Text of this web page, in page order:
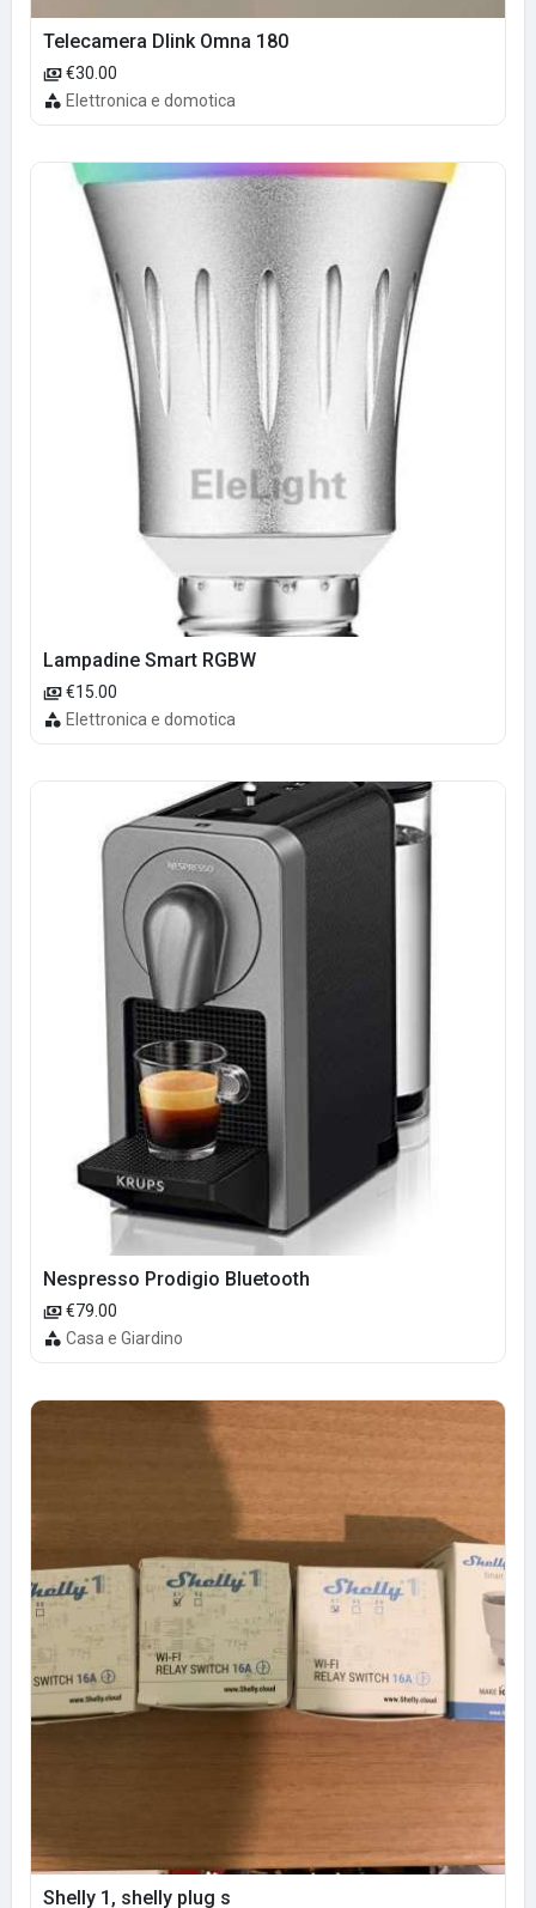
Telecamera Dlink Omna 180
€30.00
Elettronica e domotica
Lampadine Smart RGBW
€15.00
Elettronica e domotica
Nespresso Prodigio Bluetooth
€79.00
Casa e Giardino
Shelly 1, shelly plug s